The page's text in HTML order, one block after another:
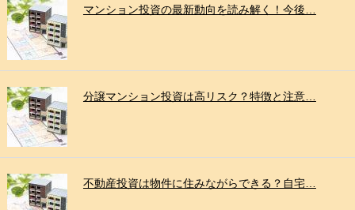
マンション投資の最新動向を読み解く！今後…
分譲マンション投資は高リスク？特徴と注意…
不動産投資は物件に住みながらできる？自宅…